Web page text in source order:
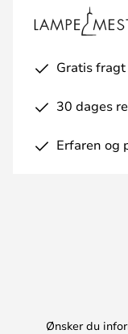
Gratis
30 dages
Erfaren og
Ønsker du